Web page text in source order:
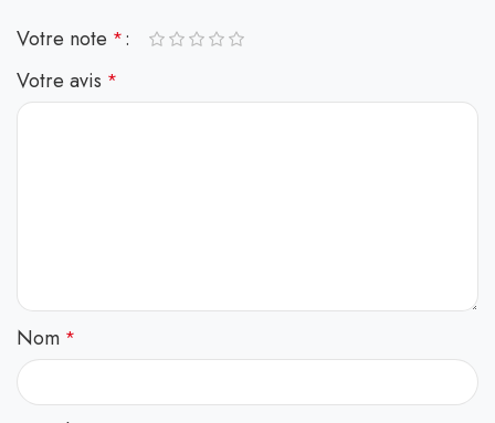
Votre note *
Votre avis *
Nom *